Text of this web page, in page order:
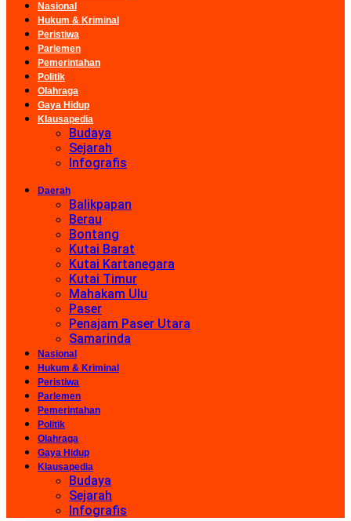
Nasional
Hukum & Kriminal
Peristiwa
Parlemen
Pemerintahan
Politik
Olahraga
Gaya Hidup
Klausapedia
Budaya
Sejarah
Infografis
Daerah
Balikpapan
Berau
Bontang
Kutai Barat
Kutai Kartanegara
Kutai Timur
Mahakam Ulu
Paser
Penajam Paser Utara
Samarinda
Nasional
Hukum & Kriminal
Peristiwa
Parlemen
Pemerintahan
Politik
Olahraga
Gaya Hidup
Klausapedia
Budaya
Sejarah
Infografis